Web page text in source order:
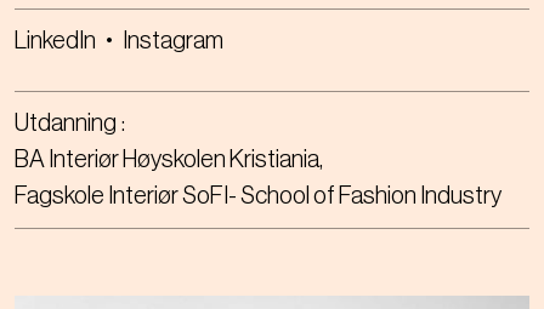
LinkedIn • Instagram
Utdanning
BA Interiør Høyskolen Kristiania
Fagskole Interiør SoFI- School of Fashion Industry